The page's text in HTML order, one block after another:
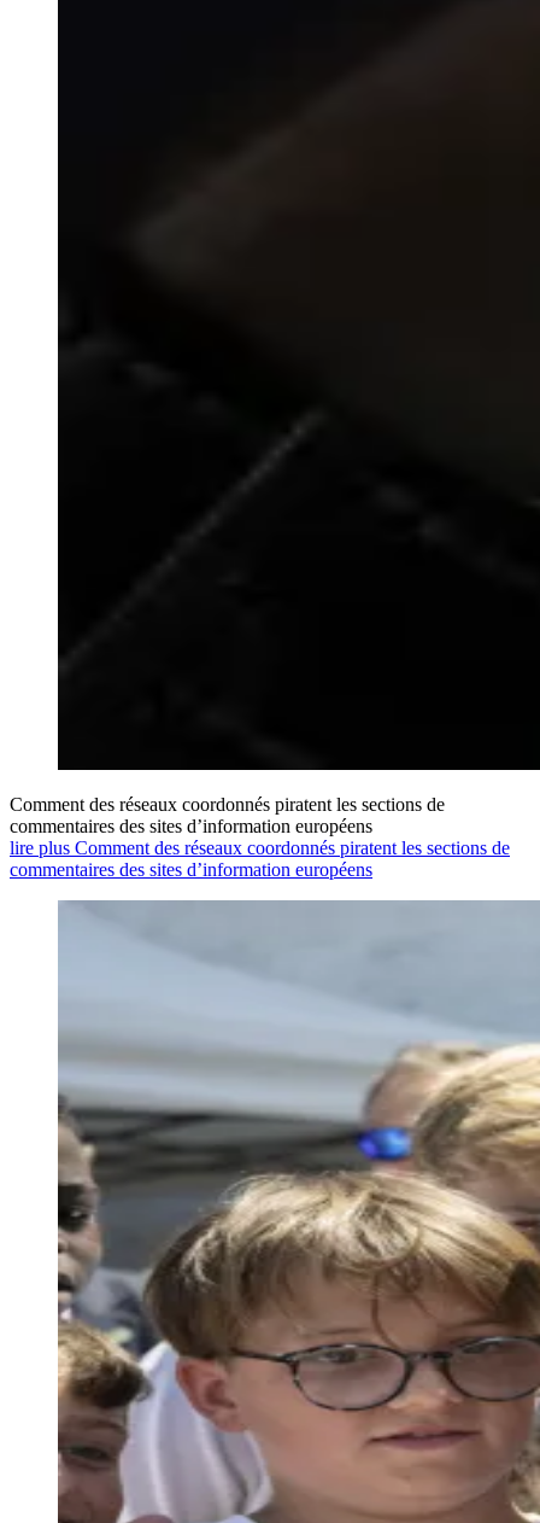
Comment des réseaux coordonnés piratent les sections de
commentaires des sites d’information européens
lire plus Comment des réseaux coordonnés piratent les sections de
commentaires des sites d’information européens